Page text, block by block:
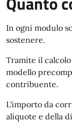
In ogni modulo
sostenere.
Tramite il
modello
contribuente.
L'importo da
aliquote e della